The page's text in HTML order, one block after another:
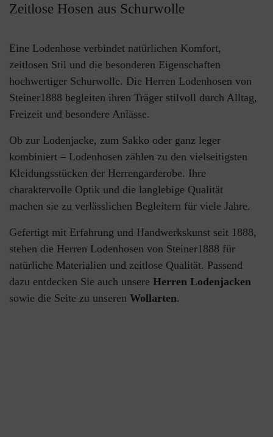
Zeitlose Hosen aus Schurwolle
Eine Lodenhose verbindet natürlichen Komfort,
zeitlosen Stil und die besonderen Eigenschaften
hochwertiger Schurwolle. Die Herren Lodenhosen von
Steiner1888 begleiten ihren Träger stilvoll durch Alltag,
Freizeit und besondere Anlässe.
Ob zur Lodenjacke, zum Sakko oder ganz leger
kombiniert – Lodenhosen zählen zu den vielseitigsten
Kleidungsstücken der Herrengarderobe. Ihre
charaktervolle Optik und die langlebige Qualität
machen sie zu verlässlichen Begleitern für viele Jahre.
Gefertigt mit Erfahrung und Handwerkskunst seit 1888,
stehen die Herren Lodenhosen von Steiner1888 für
natürliche Materialien und zeitlose Qualität. Passend
dazu entdecken Sie auch unsere Herren Lodenjacken
sowie die Seite zu unseren Wollarten.